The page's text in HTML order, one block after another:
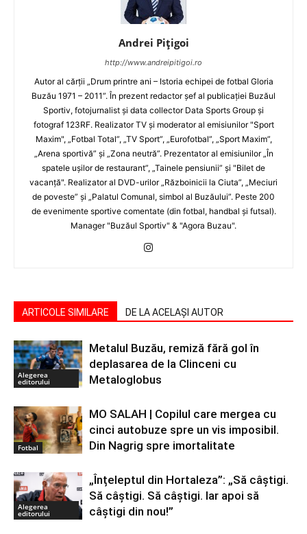
Andrei Pițigoi
http://www.andreipitigoi.ro
Autor al cărţii „Drum printre ani – Istoria echipei de fotbal Gloria
Buzău 1971 – 2011”. În prezent redactor şef al publicaţiei Buzăul
Sportiv, fotojurnalist şi data collector Data Sports Group şi
fotograf 123RF. Realizator TV şi moderator al emisiunilor "Sport
Maxim", „Fotbal Total”, „TV Sport”, „Eurofotbal”, „Sport Maxim”,
„Arena sportivă” şi „Zona neutră”. Prezentator al emisiunilor „În
spatele uşilor de restaurant”, „Tainele pensiunii” şi "Bilet de
vacanţă". Realizator al DVD-urilor „Războinicii la Ciuta”, „Meciuri
de poveste” şi „Palatul Comunal, simbol al Buzăului”. Peste 200
de evenimente sportive comentate (din fotbal, handbal şi futsal).
Manager "Buzăul Sportiv" & "Agora Buzau".
ARTICOLE SIMILARE DE LA ACELAȘI AUTOR
Alegerea
editorului
Metalul Buzău, remiză fără gol în
deplasarea de la Clinceni cu
Metaloglobus
Fotbal
MO SALAH | Copilul care mergea cu
cinci autobuze spre un vis imposibil.
Din Nagrig spre imortalitate
Alegerea
editorului
„Înțeleptul din Hortaleza”: „Să câștigi.
Să câștigi. Să câștigi. Iar apoi să
câștigi din nou!”